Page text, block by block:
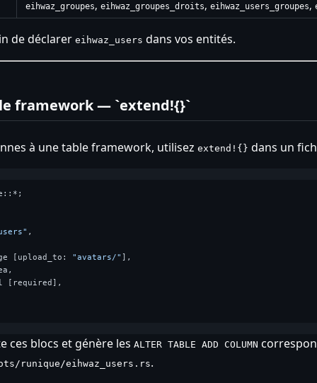
eihwaz_groupes, eihwaz_groupes_droits, eihwaz_users_groupes,
de déclarer eihwaz_users dans vos entités.
framework — `extend!{}`
à une table framework, utilisez extend!{} dans un
,
[upload_to:
"avatars/"
],
[required],
ces blocs et génère les ALTER TABLE ADD COLUMN
runique/eihwaz_users.rs.